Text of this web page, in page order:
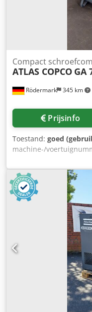
Rödermark 345 km
Compact
ATLAS COPCO GA
Prijsinfo
Toestand: goed
machine-/
- Bedrijfsuren: 16.550
Abewrcq Norja -
7,5 kW -
Benodigde ruimte: ca. B
Gewicht: ca. 250 kg